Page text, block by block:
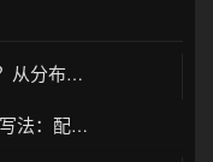
场景看选型
列化与常见坑